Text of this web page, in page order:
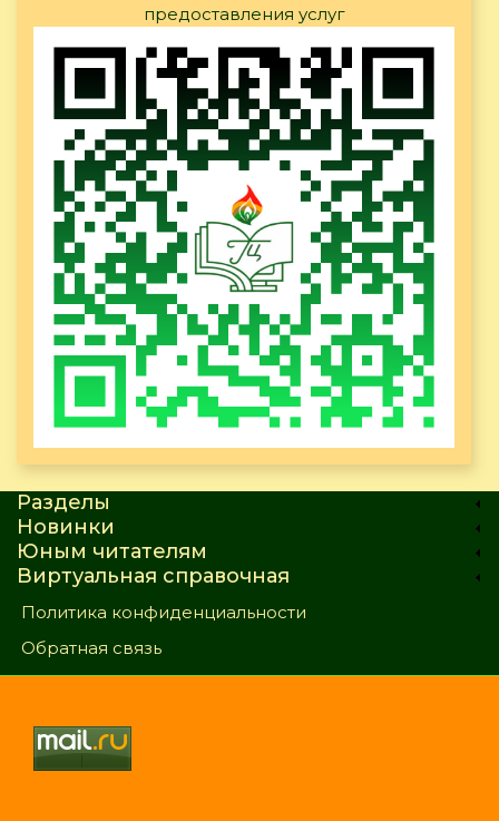
предоставления услуг
Разделы
Новинки
Юным читателям
Виртуальная справочная
Политика конфиденциальности
Обратная связь